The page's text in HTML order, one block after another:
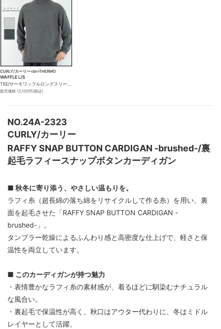
CURLY/カーリー<br>THERMO
WAFFLE L/S
TEE/サーモワッフルロングスリーブTシャツ
販売価格 12,100円(税込)
NO.24A-2323
CURLY/カーリー
RAFFY SNAP BUTTON CARDIGAN -brushed-/裏
起毛ラフィースナップボタンカーディガン
■ 秋冬に寄り添う、やさしい温もりを。
ラフィ糸（超長綿の落ち綿をリサイクルして作る糸）を用い、裏
面を起毛させた「RAFFY SNAP BUTTON CARDIGAN -
brushed-」。
タンブラー乾燥によるふんわり感と高密度な仕上げで、軽さと保
温性を両立しています。
■ このカーディガンが持つ魅力
・表情豊かなラフィ糸の素材感が、着るほどに馴染むナチュラル
な風合い。
・裏起毛で保温性が高く、秋口はアウター代わりに、冬はミドル
レイヤーとして活躍。